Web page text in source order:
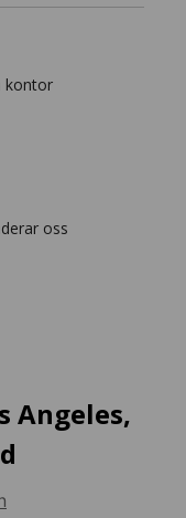
kontor
oss
Angeles,